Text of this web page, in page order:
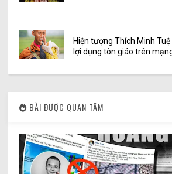
Hiện tượng Thích Minh
lợi dụng tôn giáo trên
BÀI ĐƯỢC QUAN TÂM